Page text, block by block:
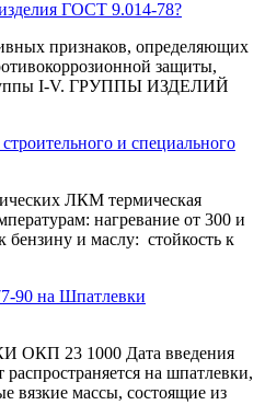
ГОСТ 9.014-78?
признаков, определяющих
защиты,
I-V. ГРУППЫ ИЗДЕЛИЙ
и специального
ЛКМ термическая
нагревание от 300 и
бензину и маслу: стойкость к
90 на Шпатлевки
23 1000 Дата введения
на шпатлевки,
вязкие массы, состоящие из